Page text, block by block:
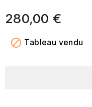
280,00 €
 Tableau vendu